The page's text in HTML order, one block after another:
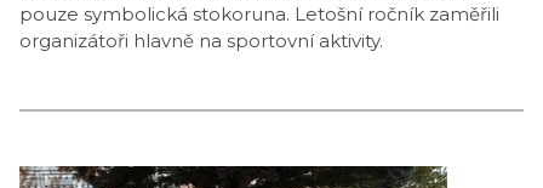
pouze symbolická stokoruna. Letošní ročník zaměřili
organizátoři hlavně na sportovní aktivity.